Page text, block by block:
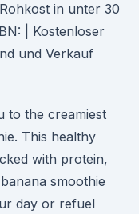
in unter 30
| Kostenloser
und Verkauf
to the creamiest
This healthy
with protein,
smoothie
day or refuel